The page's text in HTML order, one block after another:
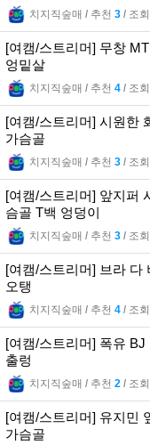
치지직숲매 l 추천 3 l 조회
[여캠/스트리머] 무창
엉밑살
치지직숲매 l 추천 4 l 조회
[여캠/스트리머] 시원한
가슴골
치지직숲매 l 추천 3 l 조회
[여캠/스트리머] 앞지퍼
슴골 T백 엉덩이
치지직숲매 l 추천 3 l 조회
[여캠/스트리머] 브라 다
오탱
치지직숲매 l 추천 4 l 조회
[여캠/스트리머] 폭유
출렁
치지직숲매 l 추천 2 l 조회
[여캠/스트리머] 유지민
가슴골